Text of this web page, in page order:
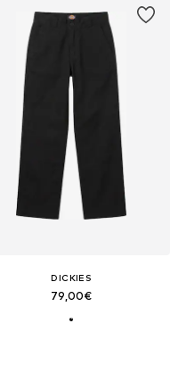
DICKIES
79,00€